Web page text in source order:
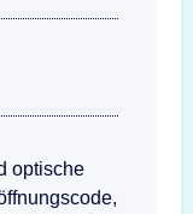
optische